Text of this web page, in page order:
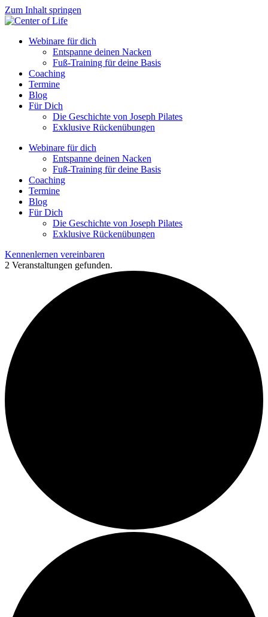
Zum Inhalt springen
Webinare für dich
Entspanne deinen Nacken
Fuß-Training für deine Basis
Coaching
Termine
Blog
Für Dich
Die Geschichte von Joseph Pilates
Exklusive Rückenübungen
Webinare für dich
Entspanne deinen Nacken
Fuß-Training für deine Basis
Coaching
Termine
Blog
Für Dich
Die Geschichte von Joseph Pilates
Exklusive Rückenübungen
Kennenlernen vereinbaren
2 Veranstaltungen gefunden.